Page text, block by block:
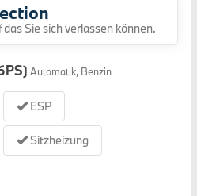
Sie sich verlassen können.
Automatik, Benzin
ESP
Sitzheizung